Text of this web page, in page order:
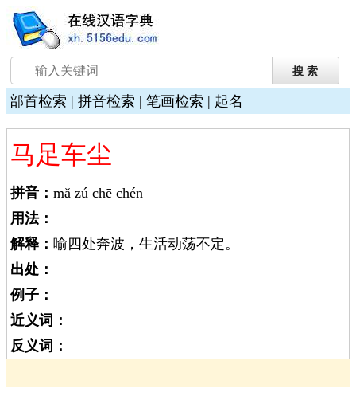
部首检索 | 拼音检索 | 笔画检索 | 起名
马足车尘
拼音： mǎ zú chē chén
用法：
解释： 喻四处奔波，生活动荡不定。
出处：
例子：
近义词：
反义词：